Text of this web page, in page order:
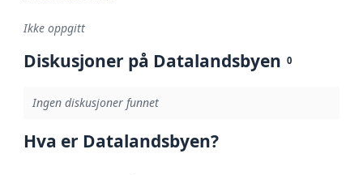
Ikke oppgitt
Diskusjoner på Datalandsbyen 0
Ingen diskusjoner funnet
Hva er Datalandsbyen?